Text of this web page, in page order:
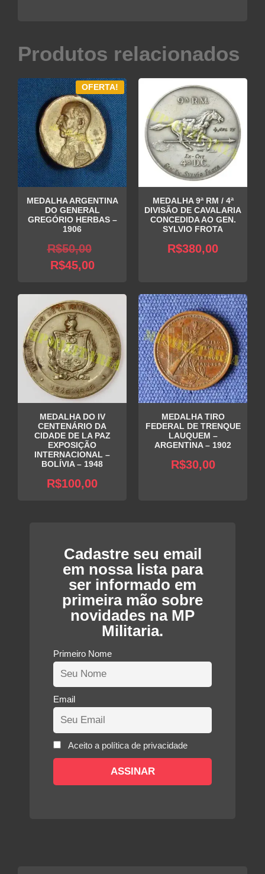
Produtos relacionados
OFERTA!
MEDALHA ARGENTINA
DO GENERAL
GREGÓRIO HERBAS –
1906
R$50,00
era:
R$50,00.
R$45,00O
atual
é:
R$45,00.
MEDALHA 9ª RM / 4ª
DIVISÃO DE CAVALARIA
CONCEDIDA AO GEN.
SYLVIO FROTA
R$380,00
MEDALHA DO IV
CENTENÁRIO DA
CIDADE DE LA PAZ
EXPOSIÇÃO
INTERNACIONAL –
BOLÍVIA – 1948
R$100,00
MEDALHA TIRO
FEDERAL DE TRENQUE
LAUQUEM –
ARGENTINA – 1902
R$30,00
Cadastre seu email
em nossa lista para
ser informado em
primeira mão sobre
novidades na MP
Militaria.
Primeiro Nome
Email
Aceito a política de privacidade